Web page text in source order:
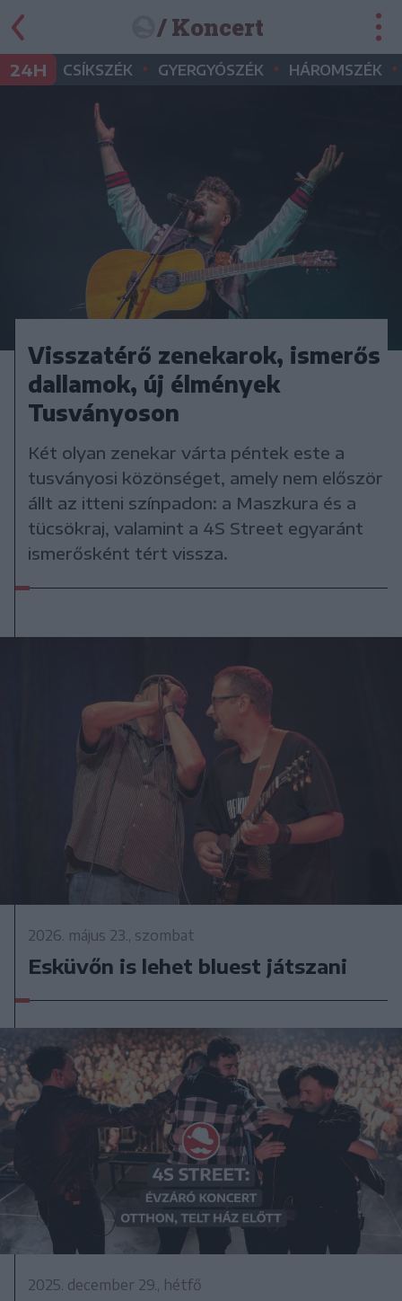
/ Koncert
24H CSÍKSZÉK • GYERGYÓSZÉK • HÁROMSZÉK •
Visszatérő zenekarok, ismerős
dallamok, új élmények
Tusványoson
Két olyan zenekar várta péntek este a
tusványosi közönséget, amely nem először
állt az itteni színpadon: a Maszkura és a
tücsökraj, valamint a 4S Street egyaránt
ismerősként tért vissza.
2026. május 23., szombat
Esküvőn is lehet bluest játszani
2025. december 29., hétfő